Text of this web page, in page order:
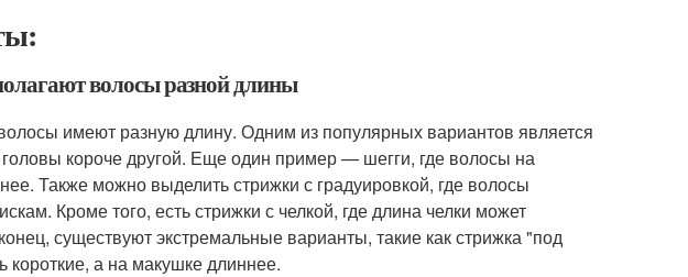
волосы разной длины
имеют разную длину. Одним из популярных вариантов является
короче другой. Еще один пример — шегги, где волосы на
Также можно выделить стрижки с градуировкой, где волосы
Кроме того, есть стрижки с челкой, где длина челки может
существуют экстремальные варианты, такие как стрижка "под
короткие, а на макушке длиннее.